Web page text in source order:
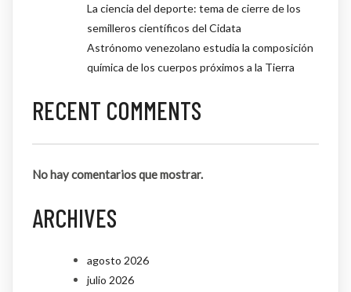
La ciencia del deporte: tema de cierre de los
semilleros científicos del Cidata
Astrónomo venezolano estudia la composición
química de los cuerpos próximos a la Tierra
RECENT COMMENTS
No hay comentarios que mostrar.
ARCHIVES
agosto 2026
julio 2026